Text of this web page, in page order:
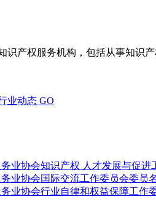
识产权服务机构，包括从事知识
业动态 GO
业协会知识产权 人才发展与促
业协会国际交流工作委员会委员
业协会行业自律和权益保障工作